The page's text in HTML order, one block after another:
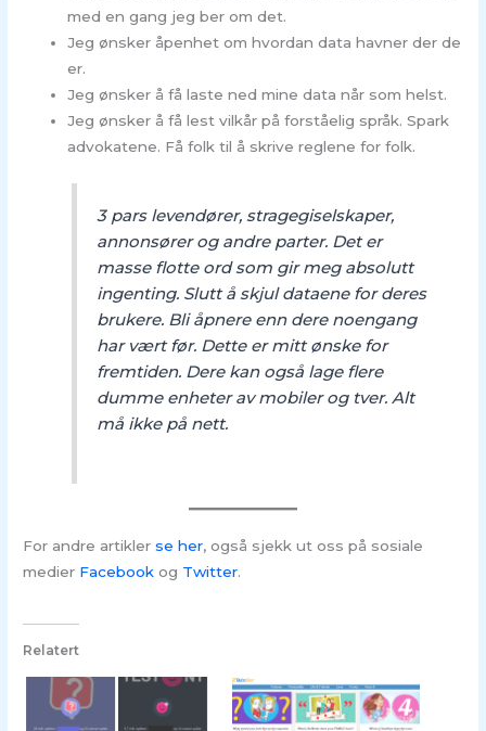
med en gang jeg ber om det.
Jeg ønsker åpenhet om hvordan data havner der de
er.
Jeg ønsker å få laste ned mine data når som helst.
Jeg ønsker å få lest vilkår på forståelig språk. Spark
advokatene. Få folk til å skrive reglene for folk.
3 pars levendører, stragegiselskaper,
annonsører og andre parter. Det er
masse flotte ord som gir meg absolutt
ingenting. Slutt å skjul dataene for deres
brukere. Bli åpnere enn dere noengang
har vært før. Dette er mitt ønske for
fremtiden. Dere kan også lage flere
dumme enheter av mobiler og tver. Alt
må ikke på nett.
For andre artiklerse her, også sjekk ut oss på sosiale
medier Facebookog Twitter.
Relatert